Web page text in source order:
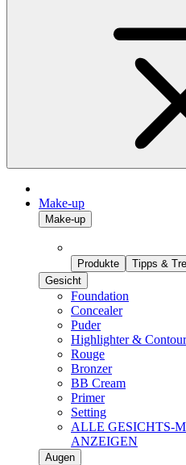
Make-up
Make-up
Produkte
Tipps &
Gesicht
Foundation
Concealer
Puder
Highlighter &
Rouge
Bronzer
BB Cream
Primer
Setting
ALLE GESICHTS-
ANZEIGEN
Augen